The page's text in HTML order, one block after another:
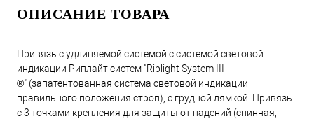
ОПИСАНИЕ ТОВАРА
Привязь с удлиняемой системой с системой световой
индикации Риплайт систем "Riplight System III
®" (запатентованная система световой индикации
правильного положения строп), с грудной лямкой. Привязь
с 3 точками крепления для защиты от падений (спинная,